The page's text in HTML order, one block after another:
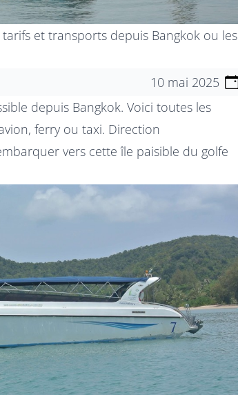
et transports depuis Bangkok ou les
10 mai 2025
depuis Bangkok. Voici toutes les
ferry ou taxi. Direction
vers cette île paisible du golfe